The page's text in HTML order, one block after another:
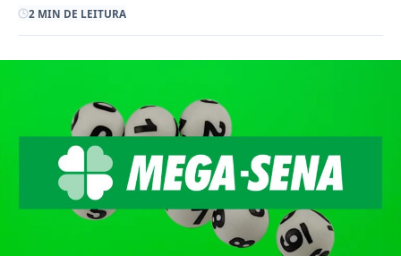
2 MIN DE LEITURA